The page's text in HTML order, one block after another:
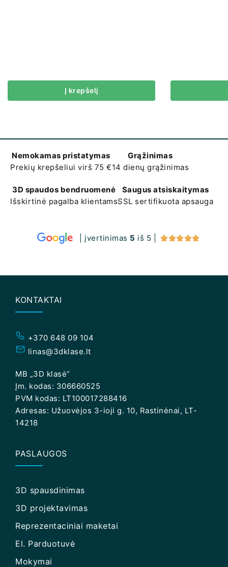
Į krepšelį
Nemokamas pristatymas
Prekių krepšeliui virš 75 €
Grąžinimas
14 dienų grąžinimas
3D spaudos bendruomenė
Išskirtinė pagalba klientams
Saugus atsiskaitymas
SSL sertifikuota apsauga
| įvertinimas 5 iš 5 | 
KONTAKTAI
+370 648 09 104
linas@3dklase.lt
MB „3D klasė”
Įm. kodas: 306660525
PVM kodas: LT100017288416
Adresas: Užuovėjos 3-ioji g. 10, Rastinėnai, LT-
14218
PASLAUGOS
3D spausdinimas
3D projektavimas
Reprezentaciniai maketai
El. Parduotuvė
Mokymai